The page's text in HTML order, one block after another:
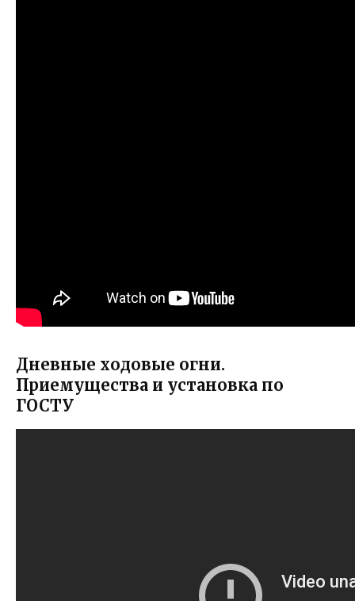
Дневные ходовые огни.
Приемущества и установка по
ГОСТУ